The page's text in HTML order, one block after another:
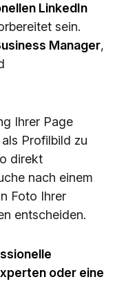
LinkedIn
sein.
Manager,
Ihrer Page
Profilbild zu
direkt
nach einem
Foto Ihrer
entscheiden.
oder eine